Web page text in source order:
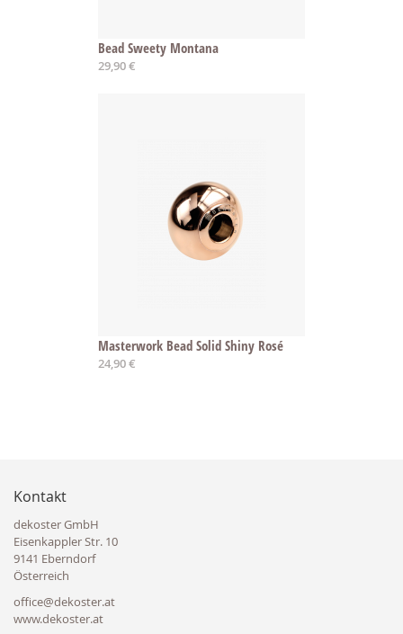
Bead Sweety Montana
29,90 €
Masterwork Bead Solid Shiny Rosé
24,90 €
Kontakt
dekoster GmbH
Eisenkappler Str. 10
9141 Eberndorf
Österreich
office@dekoster.at
www.dekoster.at